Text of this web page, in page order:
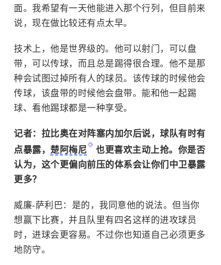
面。我希望有一天他能进入那个行列，但目前来
说，现在做比较还有点太早。
技术上，他是世界级的。他可以射门，可以盘
带，可以传球，而且总是踢得很合理。他不是那
种会试图过掉所有人的球员。该传球的时候他会
传球，该盘带的时候他会盘带。能和他一起踢
球、看他踢球都是一种享受。
记者：拉比奥在对阵塞内加尔后说，球队有时有
点暴露， 楚阿梅尼
也更喜欢主动上抢。你是否
认为，这个更偏向前压的体系会让你们中卫暴露
更多？
威廉-萨利巴：是的，我同意他的说法。但当你
想赢下比赛，并且队里有四名这样的进攻球员
时，进球会更容易。不过你也知道自己必须更多
地防守。